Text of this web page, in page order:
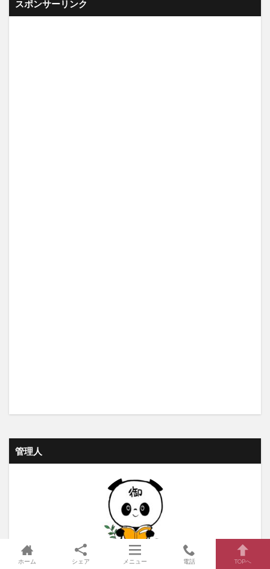
スポンサーリンク
管理人
御パンダ
ホーム シェア メニュー 電話 TOPへ